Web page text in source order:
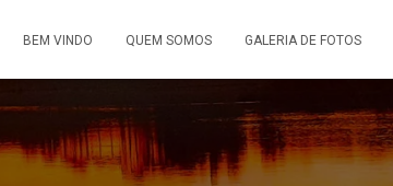
BEM VINDO QUEM SOMOS GALERIA DE FOTOS